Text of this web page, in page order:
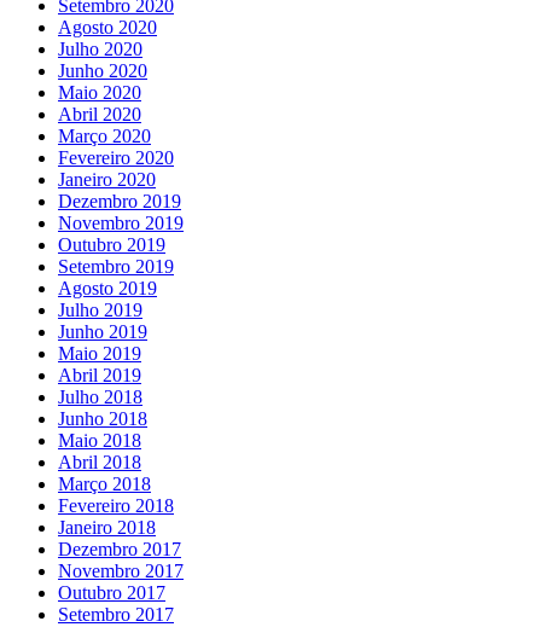
Setembro 2020
Agosto 2020
Julho 2020
Junho 2020
Maio 2020
Abril 2020
Março 2020
Fevereiro 2020
Janeiro 2020
Dezembro 2019
Novembro 2019
Outubro 2019
Setembro 2019
Agosto 2019
Julho 2019
Junho 2019
Maio 2019
Abril 2019
Julho 2018
Junho 2018
Maio 2018
Abril 2018
Março 2018
Fevereiro 2018
Janeiro 2018
Dezembro 2017
Novembro 2017
Outubro 2017
Setembro 2017